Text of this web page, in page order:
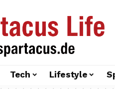
Tech Lifestyle